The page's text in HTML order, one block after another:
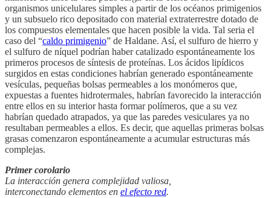
organismos unicelulares simples a partir de los océanos primigenios
y un subsuelo rico depositado con material extraterrestre dotado de
los compuestos elementales que hacen posible la vida. Tal seria el
caso del “caldo primigenio” de Haldane. Así, el sulfuro de hierro y
el sulfuro de níquel podrían haber catalizado espontáneamente los
primeros procesos de síntesis de proteínas. Los ácidos lipídicos
surgidos en estas condiciones habrían generado espontáneamente
vesículas, pequeñas bolsas permeables a los monómeros que,
expuestas a fuentes hidrotermales, habrían favorecido la interacción
entre ellos en su interior hasta formar polímeros, que a su vez
habrían quedado atrapados, ya que las paredes vesiculares ya no
resultaban permeables a ellos. Es decir, que aquellas primeras bolsas
grasas comenzaron espontáneamente a acumular estructuras más
complejas.
Primer corolario
La interacción genera complejidad valiosa,
interconectando elementos en el efecto red.